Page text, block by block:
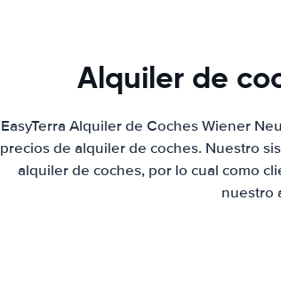
Alquiler de
EasyTerra Alquiler de Coches Wiener
precios de alquiler de coches. Nuestro
alquiler de coches, por lo cual como
nuestro